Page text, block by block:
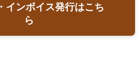
インボイス発行はこち
ら